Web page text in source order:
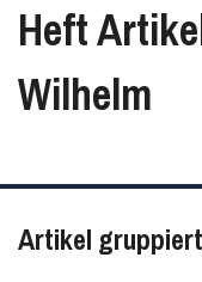
Heft
Wilhelm
Artikel